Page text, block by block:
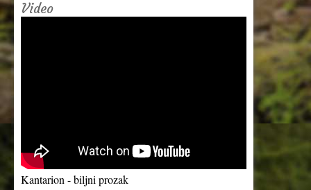
Video
Kantarion - biljni prozak